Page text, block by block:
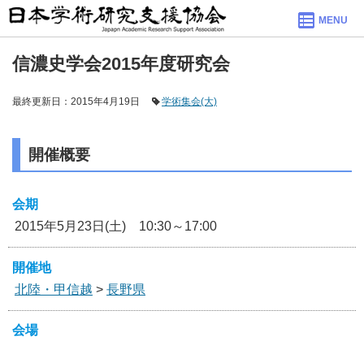
MENU
信濃史学会2015年度研究会
最終更新日：2015年4月19日 学術集会(大)
開催概要
会期
2015年5月23日(土) 10:30～17:00
開催地
北陸・甲信越 > 長野県
会場